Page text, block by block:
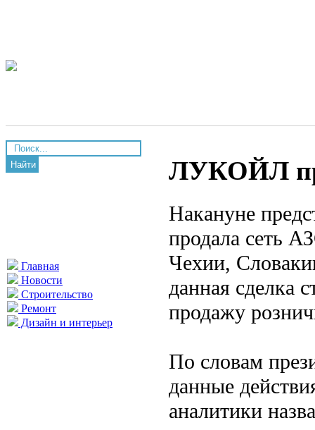
Найти
Главная
Новости
Строительство
Ремонт
Дизайн и интерьер
ЛУКОЙЛ
Накануне
продала сеть
Чехии,
данная сделка
продажу
По словам
данные
аналитики